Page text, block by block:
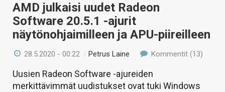
AMD julkaisi uudet Radeon
Software 20.5.1 -ajurit
näytönohjaimilleen ja APU-piireilleen
28.5.2020 - 00:22 /Petrus Laine Kommentit (13)
Uusien Radeon Software -ajureiden
merkittävimmät uudistukset ovat tuki Windows